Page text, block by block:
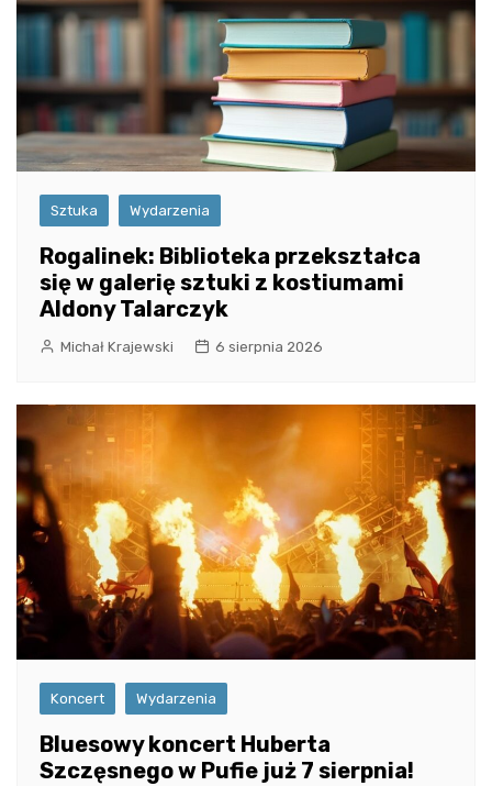
Sztuka Wydarzenia
Rogalinek: Biblioteka przekształca
się w galerię sztuki z kostiumami
Aldony Talarczyk
Michał Krajewski 6 sierpnia 2026
Koncert Wydarzenia
Bluesowy koncert Huberta
Szczęsnego w Pufie już 7 sierpnia!